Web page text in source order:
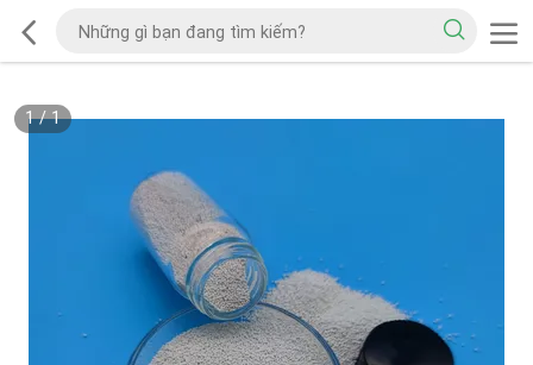
1/1